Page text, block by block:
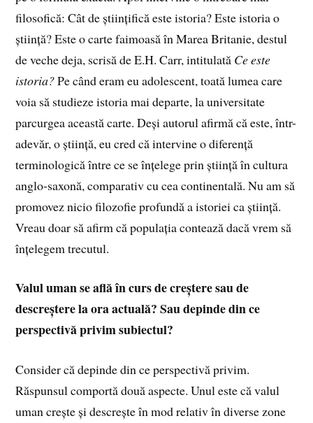
filosofică: Cât de științifică este istoria? Este istoria o
știință? Este o carte faimoasă în Marea Britanie, destul
de veche deja, scrisă de E.H. Carr, intitulată Ce este
istoria?Pe când eram eu adolescent, toată lumea care
voia să studieze istoria mai departe, la universitate
parcurgea această carte. Deși autorul afirmă că este, într-
adevăr, o știință, eu cred că intervine o diferență
terminologică între ce se înțelege prin știință în cultura
anglo-saxonă, comparativ cu cea continentală. Nu am să
promovez nicio filozofie profundă a istoriei ca știință.
Vreau doar să afirm că populația contează dacă vrem să
înțelegem trecutul.
Valul uman se află în curs de creștere sau de
descreștere la ora actuală? Sau depinde din ce
perspectivă privim subiectul?
Consider că depinde din ce perspectivă privim.
Răspunsul comportă două aspecte. Unul este că valul
uman crește și descrește în mod relativ în diverse zone